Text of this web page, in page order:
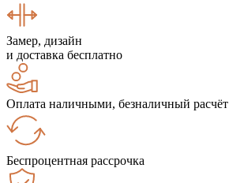
Замер, дизайн
и доставка бесплатно
Оплата наличными, безналичный расчёт
Беспроцентная рассрочка